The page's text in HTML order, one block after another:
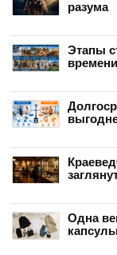
разума
Этапы
Одна